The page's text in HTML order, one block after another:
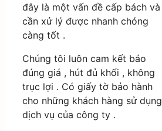
đây là một vấn đề cấp bách và
cần xử lý được nhanh chóng
càng tốt .
Chúng tôi luôn cam kết báo
đúng giá , hút đủ khối , không
trục lợi . Có giấy tờ bảo hành
cho những khách hàng sử dụng
dịch vụ của công ty .